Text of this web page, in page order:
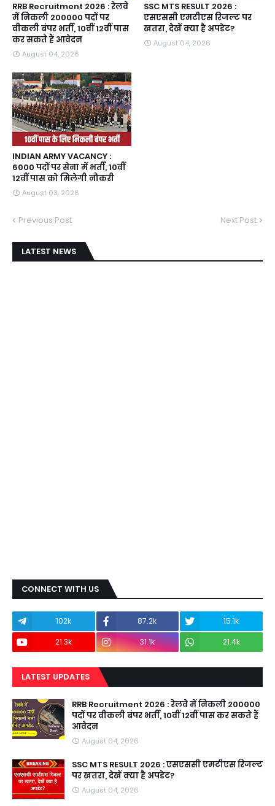
RRB Recruitment 2026 : रेलवे
में निकली 200000 पदों पर
वीकली बंपर भर्ती, 10वीं 12वीं पास
कर सकते हैं आवेदन
August 04, 2026
SSC MTS RESULT 2026 :
एसएससी एमटीएस रिजल्ट पर
खतरा, देखें क्या है अपडेट?
August 04, 2026
INDIAN ARMY VACANCY :
6000 पदों पर सेना में भर्ती, 10वीं
12वीं पास को मिलेगी नौकरी
August 03, 2026
Previous Post Next Post
LATEST NEWS
CONNECT WITH US
102k 87.2k
15.1k
21.3k
31.1k 21.4k
LATEST UPDATES
RRB Recruitment 2026 : रेलवे में निकली 200000
पदों पर वीकली बंपर भर्ती, 10वीं 12वीं पास कर सकते हैं
आवेदन
August 04, 2026
SSC MTS RESULT 2026 : एसएससी एमटीएस रिजल्ट
पर खतरा, देखें क्या है अपडेट?
August 04, 2026